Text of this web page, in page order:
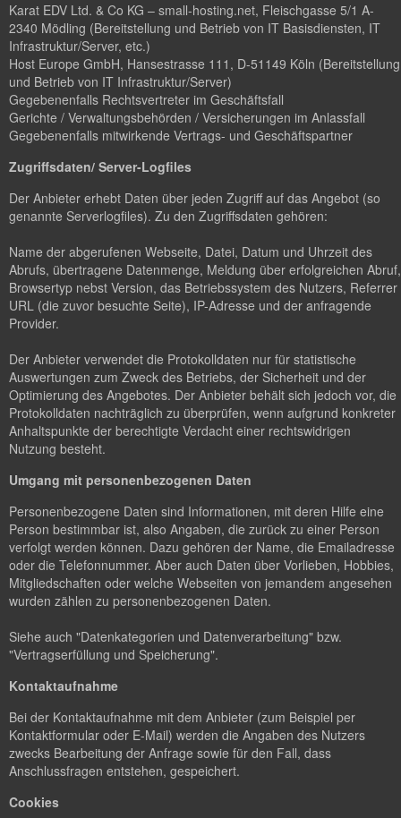
Karat EDV Ltd. & Co KG – small-hosting.net, Fleischgasse 5/1 A-
2340 Mödling (Bereitstellung und Betrieb von IT Basisdiensten, IT
Infrastruktur/Server, etc.)
Host Europe GmbH, Hansestrasse 111, D-51149 Köln (Bereitstellung
und Betrieb von IT Infrastruktur/Server)
Gegebenenfalls Rechtsvertreter im Geschäftsfall
Gerichte / Verwaltungsbehörden / Versicherungen im Anlassfall
Gegebenenfalls mitwirkende Vertrags- und Geschäftspartner
Zugriffsdaten/ Server-Logfiles
Der Anbieter erhebt Daten über jeden Zugriff auf das Angebot (so
genannte Serverlogfiles). Zu den Zugriffsdaten gehören:
Name der abgerufenen Webseite, Datei, Datum und Uhrzeit des
Abrufs, übertragene Datenmenge, Meldung über erfolgreichen Abruf,
Browsertyp nebst Version, das Betriebssystem des Nutzers, Referrer
URL (die zuvor besuchte Seite), IP-Adresse und der anfragende
Provider.
Der Anbieter verwendet die Protokolldaten nur für statistische
Auswertungen zum Zweck des Betriebs, der Sicherheit und der
Optimierung des Angebotes. Der Anbieter behält sich jedoch vor, die
Protokolldaten nachträglich zu überprüfen, wenn aufgrund konkreter
Anhaltspunkte der berechtigte Verdacht einer rechtswidrigen
Nutzung besteht.
Umgang mit personenbezogenen Daten
Personenbezogene Daten sind Informationen, mit deren Hilfe eine
Person bestimmbar ist, also Angaben, die zurück zu einer Person
verfolgt werden können. Dazu gehören der Name, die Emailadresse
oder die Telefonnummer. Aber auch Daten über Vorlieben, Hobbies,
Mitgliedschaften oder welche Webseiten von jemandem angesehen
wurden zählen zu personenbezogenen Daten.
Siehe auch "Datenkategorien und Datenverarbeitung" bzw.
"Vertragserfüllung und Speicherung".
Kontaktaufnahme
Bei der Kontaktaufnahme mit dem Anbieter (zum Beispiel per
Kontaktformular oder E-Mail) werden die Angaben des Nutzers
zwecks Bearbeitung der Anfrage sowie für den Fall, dass
Anschlussfragen entstehen, gespeichert.
Cookies